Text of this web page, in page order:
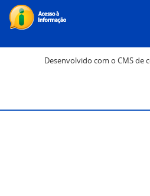
Desenvolvido com o CMS de